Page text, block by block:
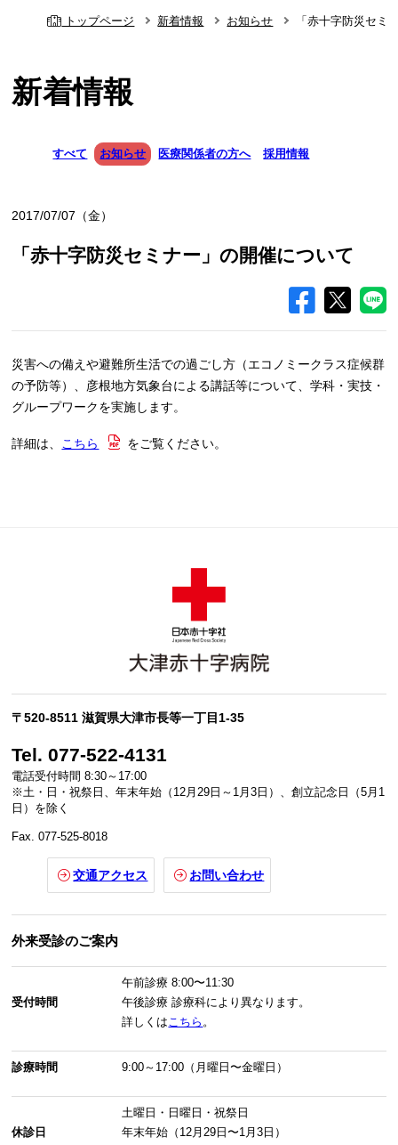
トップページ 新着情報 お知らせ 「赤十字防災セミ
新着情報
すべて お知らせ 医療関係者の方へ 採用情報
2017/07/07（金）
「赤十字防災セミナー」の開催について
災害への備えや避難所生活での過ごし方（エコノミークラス症候群
の予防等）、彦根地方気象台による講話等について、学科・実技・
グループワークを実施します。
詳細は、 こちら をご覧ください。
〒520-8511 滋賀県大津市長等一丁目1-35
Tel. 077-522-4131
電話受付時間 8:30～17:00
※土・日・祝祭日、年末年始（12月29日～1月3日）、創立記念日（5月1
日）を除く
Fax. 077-525-8018
交通アクセス お問い合わせ
外来受診のご案内
受付時間
午前診療8:00〜11:30
午後診療診療科により異なります。
詳しくはこちら 。
診療時間 9:00～17:00（月曜日〜金曜日）
休診日
土曜日・日曜日・祝祭日
年末年始（12月29日〜1月3日）